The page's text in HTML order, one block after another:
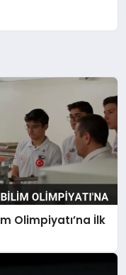
Olimpiyatı’na İlk